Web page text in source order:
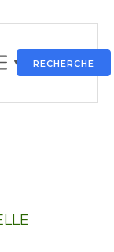
RECHERCHE